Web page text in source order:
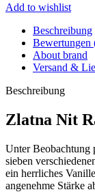
Add to wishlist
Beschreibung
Bewertungen
About brand
Versand &
Beschreibung
Zlatna Nit
Unter Beobachtung
sieben
ein herrliches
angenehme Stärke